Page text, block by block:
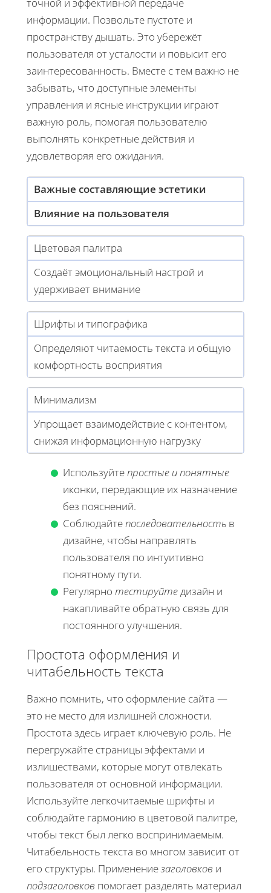
точной и эффективной передаче
информации. Позвольте пустоте и
пространству дышать. Это убережёт
пользователя от усталости и повысит его
заинтересованность. Вместе с тем важно не
забывать, что доступные элементы
управления и ясные инструкции играют
важную роль, помогая пользователю
выполнять конкретные действия и
удовлетворяя его ожидания.
Важные составляющие эстетики
Влияние на пользователя
Цветовая палитра
Создаёт эмоциональный настрой и
удерживает внимание
Шрифты и типографика
Определяют читаемость текста и общую
комфортность восприятия
Минимализм
Упрощает взаимодействие с контентом,
снижая информационную нагрузку
Используйтепростые и понятные
иконки, передающие их назначение
без пояснений.
Соблюдайтепоследовательность в
дизайне, чтобы направлять
пользователя по интуитивно
понятному пути.
Регулярно тестируйтедизайн и
накапливайте обратную связь для
постоянного улучшения.
Простота оформления и
читабельность текста
Важно помнить, что оформление сайта —
это не место для излишней сложности.
Простота здесь играет ключевую роль. Не
перегружайте страницы эффектами и
излишествами, которые могут отвлекать
пользователя от основной информации.
Используйте легкочитаемые шрифты и
соблюдайте гармонию в цветовой палитре,
чтобы текст был легко воспринимаемым.
Читабельность текста во многом зависит от
его структуры. Применениезаголовков и
подзаголовков помогает разделять материал